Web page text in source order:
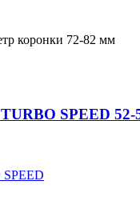
коронки 72-82 мм
SPEED